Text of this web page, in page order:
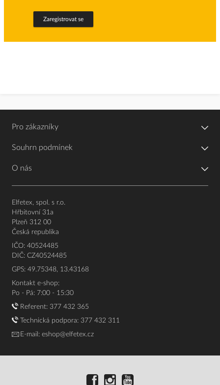
Zaregistrovat se
Pro zákazníky
Souhrn podmínek
O nás
Elfetex, spol. s r.o.
Hřbitovní 31a
Plzeň 312 00
Česká republika
IČO: 40524485
DIČ: CZ40524485
GPS: 49.75348, 13.43168
Kontakt e-shop:
Po - Pá: 7:00 - 15:30
Referent: 377 432 365
Technická podpora: 377 432 311
E-mail: eshop@elfetex.cz